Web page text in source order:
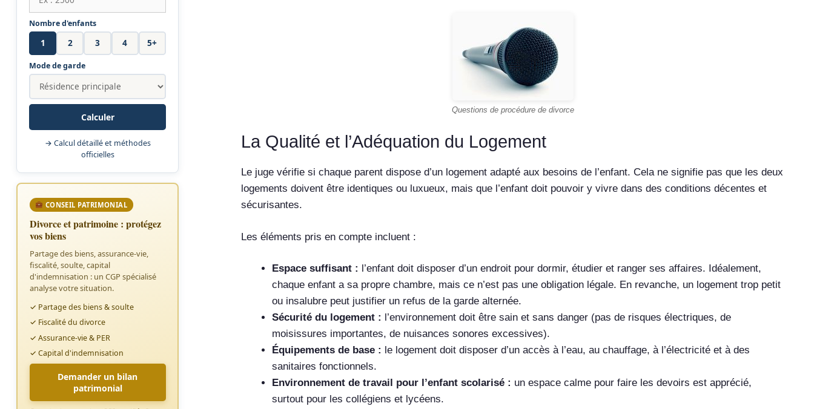
Questions de procédure de divorce
La Qualité et l’Adéquation du Logement
Le juge vérifie si chaque parent dispose d’un logement adapté aux besoins de l’enfant. Cela ne signifie pas que les deux
logements doivent être identiques ou luxueux, mais que l’enfant doit pouvoir y vivre dans des conditions décentes et
sécurisantes.
Les éléments pris en compte incluent :
Espace suffisant : l’enfant doit disposer d’un endroit pour dormir, étudier et ranger ses affaires. Idéalement,
chaque enfant a sa propre chambre, mais ce n’est pas une obligation légale. En revanche, un logement trop petit
ou insalubre peut justifier un refus de la garde alternée.
Sécurité du logement : l’environnement doit être sain et sans danger (pas de risques électriques, de
moisissures importantes, de nuisances sonores excessives).
Équipements de base : le logement doit disposer d’un accès à l’eau, au chauffage, à l’électricité et à des
sanitaires fonctionnels.
Environnement de travail pour l’enfant scolarisé : un espace calme pour faire les devoirs est apprécié,
surtout pour les collégiens et lycéens.
Nombre d'enfants
1 2 3 4 5+
Mode de garde
Calculer
→ Calcul détaillé et méthodes
officielles
CONSEIL PATRIMONIAL
Divorce et patrimoine : protégez
vos biens
Partage des biens, assurance-vie,
fiscalité, soulte, capital
d'indemnisation : un CGP spécialisé
analyse votre situation.
✓ Partage des biens & soulte
✓ Fiscalité du divorce
✓ Assurance-vie & PER
✓ Capital d'indemnisation
Demander un bilan
patrimonial